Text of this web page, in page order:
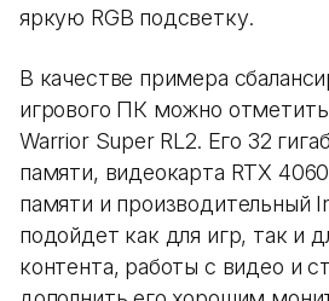
яркую RGB подсветку.
В качестве примера
игрового ПК можно
Warrior Super RL2. Его 32
памяти, видеокарта RTX
памяти и производительный
подойдет как для игр, так и
контента, работы с видео и